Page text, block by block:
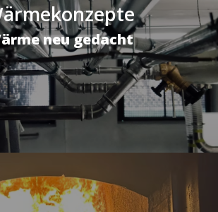
neu gedacht